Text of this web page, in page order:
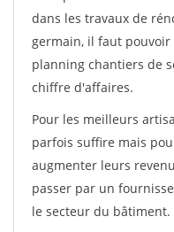
dans les travaux de
germain, il faut
planning chantiers de
chiffre d'affaires.
Pour les meilleurs
parfois suffire mais
augmenter leurs
passer par un
le secteur du bâtiment.